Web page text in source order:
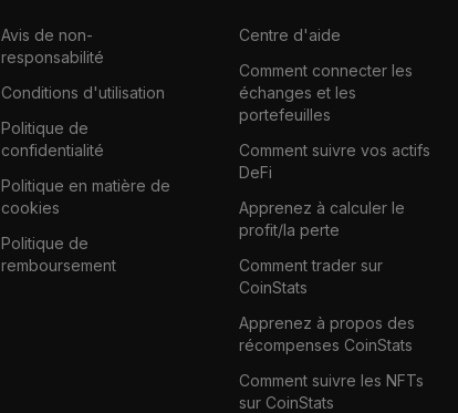
Avis de non-
responsabilité
Conditions d'utilisation
Politique de
confidentialité
Politique en matière de
cookies
Politique de
remboursement
Centre d'aide
Comment connecter les
échanges et les
portefeuilles
Comment suivre vos actifs
DeFi
Apprenez à calculer le
profit/la perte
Comment trader sur
CoinStats
Apprenez à propos des
récompenses CoinStats
Comment suivre les NFTs
sur CoinStats